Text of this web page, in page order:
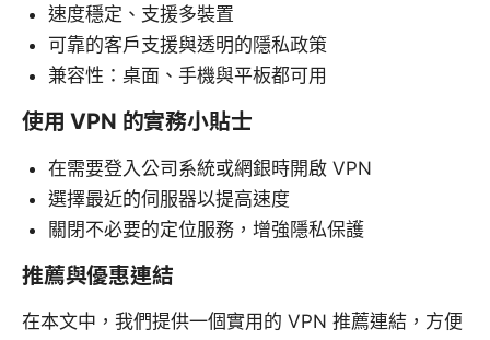
速度穩定、支援多裝置
可靠的客戶支援與透明的隱私政策
兼容性：桌面、手機與平板都可用
使用 VPN 的實務小貼士
在需要登入公司系統或網銀時開啟 VPN
選擇最近的伺服器以提高速度
關閉不必要的定位服務，增強隱私保護
推薦與優惠連結
在本文中，我們提供一個實用的 VPN 推薦連結，方便